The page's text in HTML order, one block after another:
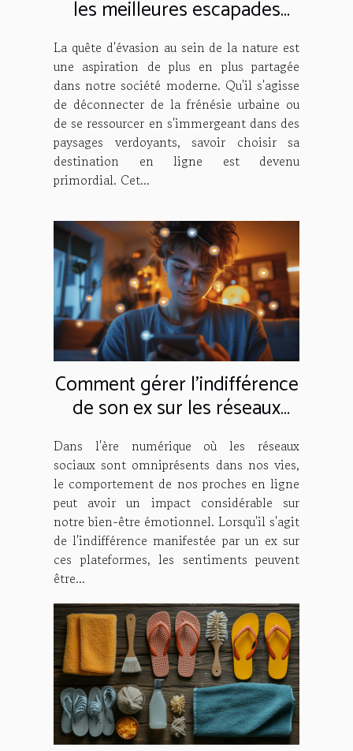
les meilleures escapades
nature en ligne
La quête d'évasion au sein de la nature est
une aspiration de plus en plus partagée
dans notre société moderne. Qu'il s'agisse
de déconnecter de la frénésie urbaine ou
de se ressourcer en s'immergeant dans des
paysages verdoyants, savoir choisir sa
destination en ligne est devenu
primordial. Cet...
Comment gérer l'indifférence
de son ex sur les réseaux
sociaux
Dans l'ère numérique où les réseaux
sociaux sont omniprésents dans nos vies,
le comportement de nos proches en ligne
peut avoir un impact considérable sur
notre bien-être émotionnel. Lorsqu'il s'agit
de l'indifférence manifestée par un ex sur
ces plateformes, les sentiments peuvent
être...